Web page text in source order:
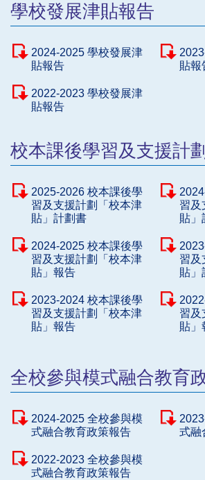
學校發展津貼報告
2024-2025 學校發展津
貼報告
貼報
2022-2023 學校發展津
貼報告
校本課後學習及支援計劃
2025-2026 校本課後學
習及支援計劃「校本津
貼」計劃書
習及
貼」
2024-2025 校本課後學
習及支援計劃「校本津
貼」報告
習及
貼」
2023-2024 校本課後學
習及支援計劃「校本津
貼」報告
習及
貼」
全校參與模式融合教育
2024-2025 全校參與模
式融合教育政策報告
式融
2022-2023 全校參與模
式融合教育政策報告